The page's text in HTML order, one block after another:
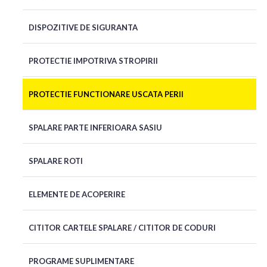
DISPOZITIVE DE SIGURANTA
PROTECTIE IMPOTRIVA STROPIRII
PROTECTIE FUNCTIONARE USCATA PERII
SPALARE PARTE INFERIOARA SASIU
SPALARE ROTI
ELEMENTE DE ACOPERIRE
CITITOR CARTELE SPALARE / CITITOR DE CODURI
PROGRAME SUPLIMENTARE